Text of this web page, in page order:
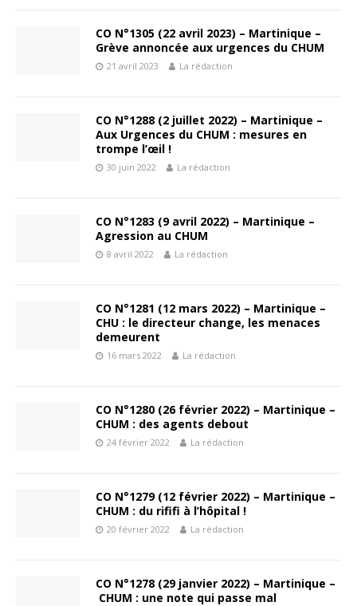
CO N°1305 (22 avril 2023) – Martinique –
Grève annoncée aux urgences du CHUM
21 avril 2023 La rédaction
CO N°1288 (2 juillet 2022) – Martinique –
Aux Urgences du CHUM : mesures en
trompe l’œil !
30 juin 2022 La rédaction
CO N°1283 (9 avril 2022) – Martinique –
Agression au CHUM
8 avril 2022 La rédaction
CO N°1281 (12 mars 2022) – Martinique –
CHU : le directeur change, les menaces
demeurent
16 mars 2022 La rédaction
CO N°1280 (26 février 2022) – Martinique –
CHUM : des agents debout
24 février 2022 La rédaction
CO N°1279 (12 février 2022) – Martinique –
CHUM : du rififi à l’hôpital !
20 février 2022 La rédaction
CO N°1278 (29 janvier 2022) – Martinique –
CHUM : une note qui passe mal